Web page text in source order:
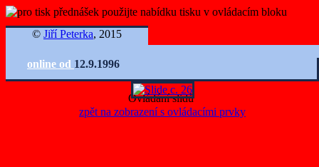
© Jiří Peterka, 2015
online od 12.9.1996
Ovládání slidů
zpět na zobrazení s ovládacími prvky